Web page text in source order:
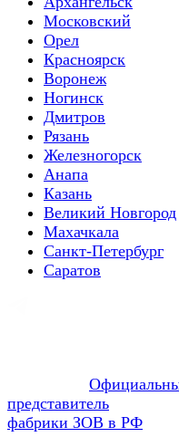
Московский
Орел
Красноярск
Воронеж
Ногинск
Дмитров
Рязань
Железногорск
Анапа
Казань
Великий Новгород
Махачкала
Санкт-Петербург
Саратов
представитель
фабрики ЗОВ в РФ